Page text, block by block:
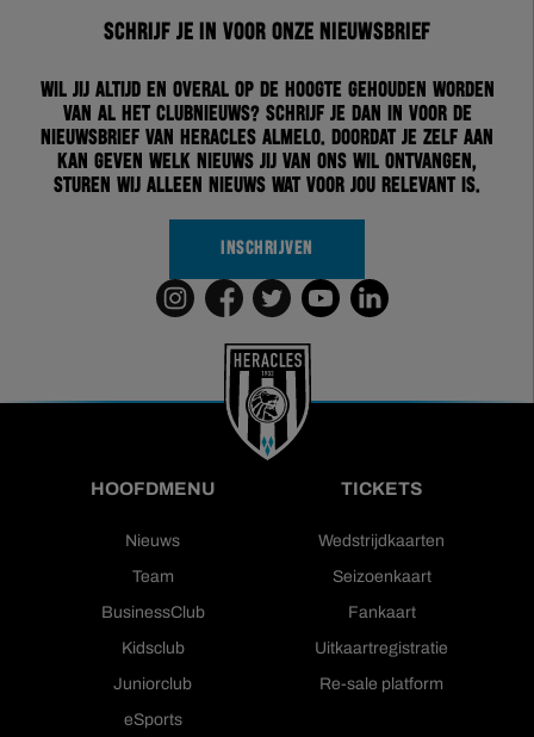
Schrijf je in voor onze nieuwsbrief
Wil jij altijd en overal op de hoogte gehouden worden
van al het clubnieuws? Schrijf je dan in voor de
nieuwsbrief van Heracles Almelo. Doordat je zelf aan
kan geven welk nieuws jij van ons wil ontvangen,
sturen wij alleen nieuws wat voor jou relevant is.
INSCHRIJVEN
HOOFDMENU
Nieuws
Team
BusinessClub
Kidsclub
Juniorclub
eSports
TICKETS
Wedstrijdkaarten
Seizoenkaart
Fankaart
Uitkaartregistratie
Re-sale platform